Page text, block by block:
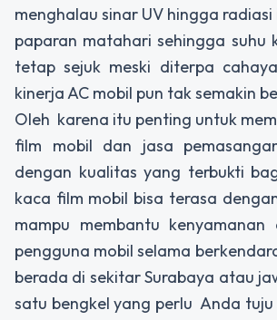
menghalau sinar UV hingga
paparan matahari sehingga suhu
tetap sejuk meski diterpa
kinerja AC mobil pun tak semakin
Oleh karena itu penting untuk
film mobil dan jasa
dengan kualitas yang terbukti
kaca film mobil bisa terasa
mampu membantu kenyamanan
pengguna mobil selama
berada di sekitar Surabaya atau
satu bengkel yang perlu Anda